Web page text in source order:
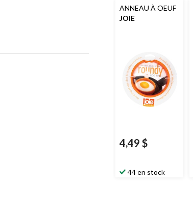
ANNEAU À OEUF
JOIE
4,49 $
44 en stock